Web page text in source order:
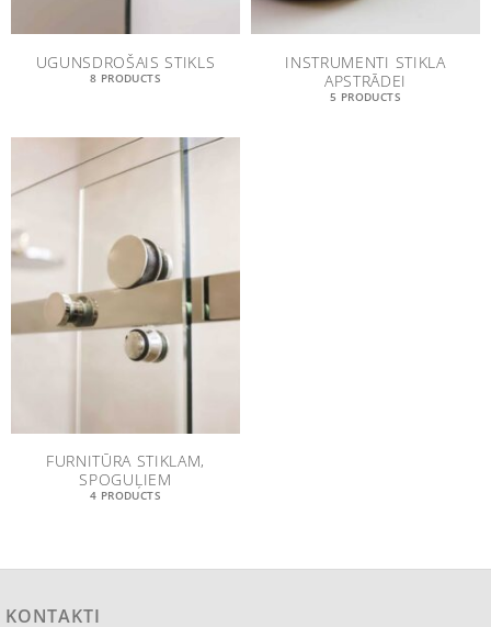
UGUNSDROŠAIS STIKLS
8 PRODUCTS
INSTRUMENTI STIKLA
APSTRĀDEI
5 PRODUCTS
FURNITŪRA STIKLAM,
SPOGUĻIEM
4 PRODUCTS
KONTAKTI